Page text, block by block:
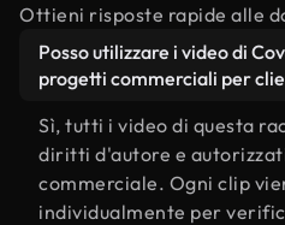
Ottieni risposte rapide alle
Posso utilizzare i video di
progetti commerciali per
Sì, tutti i video di questa
diritti d'autore e
commerciale. Ogni clip
individualmente per